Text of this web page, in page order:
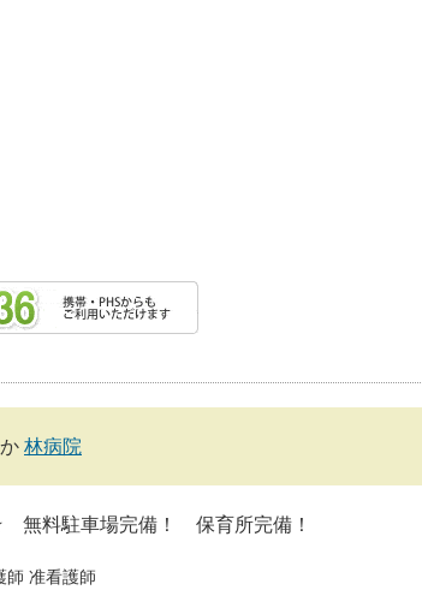
林病院
無料駐車場完備！ 保育所完備！
師 准看護師